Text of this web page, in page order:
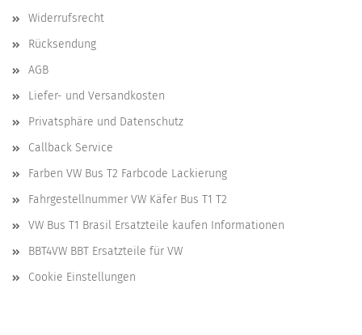
Widerrufsrecht
Rücksendung
AGB
Liefer- und Versandkosten
Privatsphäre und Datenschutz
Callback Service
Farben VW Bus T2 Farbcode Lackierung
Fahrgestellnummer VW Käfer Bus T1 T2
VW Bus T1 Brasil Ersatzteile kaufen Informationen
BBT4VW BBT Ersatzteile für VW
Cookie Einstellungen